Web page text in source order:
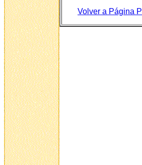
Volver a Página P